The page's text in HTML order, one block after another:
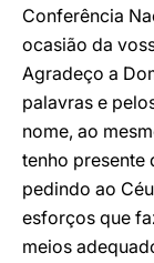
Conferência
ocasião da
Agradeço a
palavras e
nome, ao
tenho presente
pedindo ao
esforços que
meios